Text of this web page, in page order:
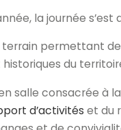
la journée s’est
permettant de
du
salle consacrée à
d’activités et du